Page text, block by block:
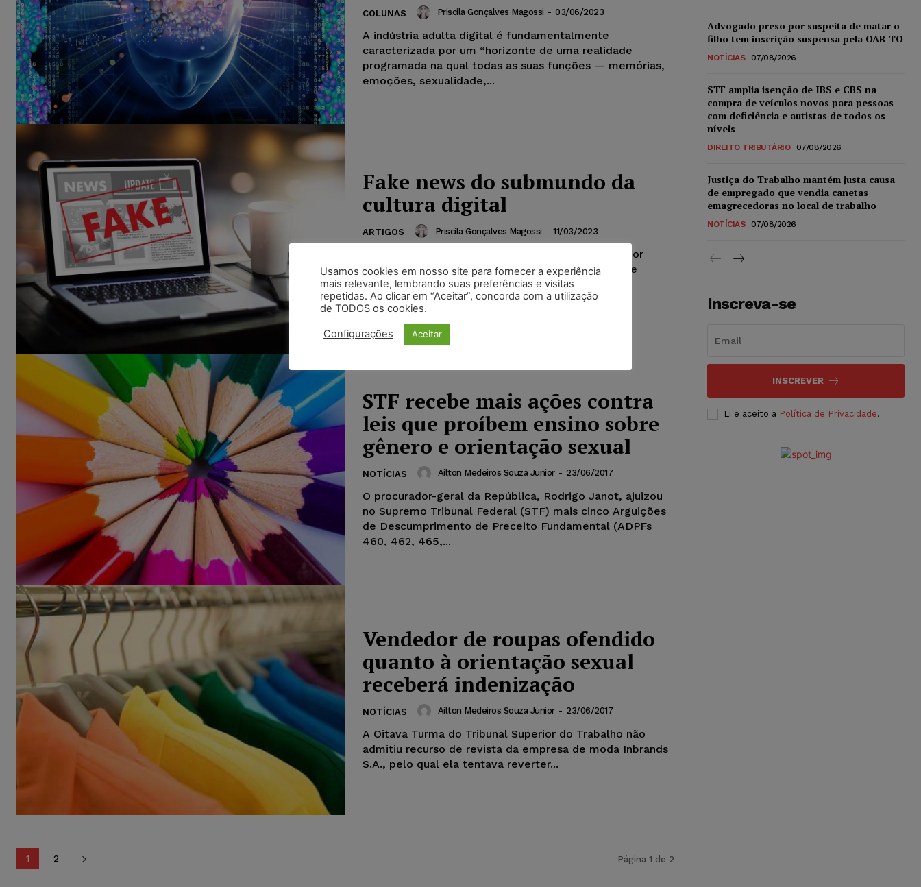
COLUNAS Priscila Gonçalves Magossi - 03/06/2023
A indústria adulta digital é fundamentalmente
caracterizada por um “horizonte de uma realidade
programada na qual todas as suas funções — memórias,
emoções, sexualidade,...
Fake news do submundo da
cultura digital
ARTIGOS Priscila Gonçalves Magossi - 11/03/2023
"Esse porão, escudado, encorajado e promovido por
faces e trejeitos postiços, caçoa da legislação que
protege a liberdade de pensamento, expressão e
manifestação, ao...
STF recebe mais ações contra
leis que proíbem ensino sobre
gênero e orientação sexual
NOTÍCIAS Ailton Medeiros Souza Junior - 23/06/2017
O procurador-geral da República, Rodrigo Janot, ajuizou
no Supremo Tribunal Federal (STF) mais cinco Arguições
de Descumprimento de Preceito Fundamental (ADPFs
460, 462, 465,...
Vendedor de roupas ofendido
quanto à orientação sexual
receberá indenização
NOTÍCIAS Ailton Medeiros Souza Junior - 23/06/2017
A Oitava Turma do Tribunal Superior do Trabalho não
admitiu recurso de revista da empresa de moda Inbrands
S.A., pelo qual ela tentava reverter...
1 2 Página 1 de 2
Advogado preso por suspeita de matar o
filho tem inscrição suspensa pela OAB-TO
NOTÍCIAS 07/08/2026
STF amplia isenção de IBS e CBS na
compra de veículos novos para pessoas
com deficiência e autistas de todos os
níveis
DIREITO TRIBUTÁRIO 07/08/2026
Justiça do Trabalho mantém justa causa
de empregado que vendia canetas
emagrecedoras no local de trabalho
NOTÍCIAS 07/08/2026
Inscreva-se
INSCREVER
Li e aceito a Política de Privacidade.
Usamos cookies em nosso site para fornecer a experiência
mais relevante, lembrando suas preferências e visitas
repetidas. Ao clicar em “Aceitar”, concorda com a utilização
de TODOS os cookies.
Configurações Aceitar